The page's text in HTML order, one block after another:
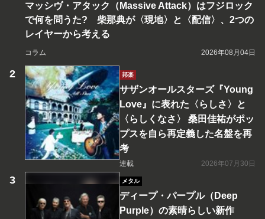
マッシヴ・アタック（Massive Attack）はフジロック
で何を問うた? 柴那典が〈現地〉と〈配信〉、2つの
レイヤーから考える
コラム 2026年08月04日
邦楽
サザンオールスターズ『Young
Love』に表れた〈らしさ〉と
〈らしくなさ〉 桑田佳祐がポッ
プスを自ら再定義した名盤を再
考
連載 2026年07月30日
メタル
ディープ・パープル（Deep
Purple）の素晴らしい新作